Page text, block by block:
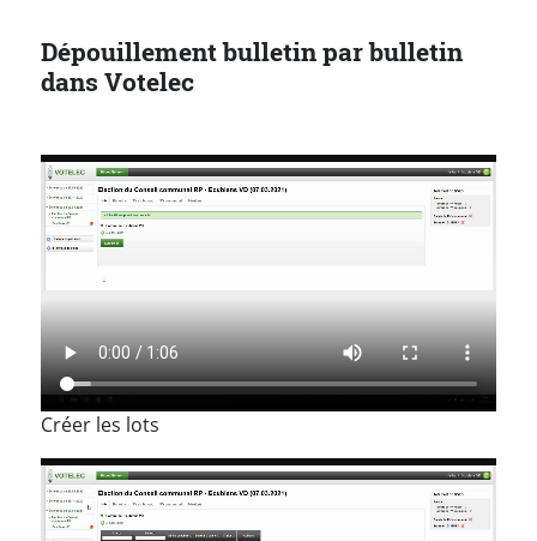
Dépouillement bulletin par bulletin
dans Votelec
Créer les lots